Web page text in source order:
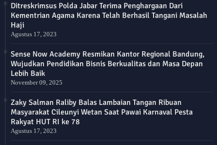
Ditreskrimsus Polda Jabar Terima Penghargaan Dari
Kementrian Agama Karena Telah Berhasil Tangani Masalah
Haji
Agustus 17, 2023
Sense Now Academy Resmikan Kantor Regional Bandung,
Wujudkan Pendidikan Bisnis Berkualitas dan Masa Depan
Lebih Baik
November 09, 2025
Zaky Salman Raliby Balas Lambaian Tangan Ribuan
Masyarakat Cileunyi Wetan Saat Pawai Karnaval Pesta
Rakyat HUT RI ke 78
Agustus 17, 2023